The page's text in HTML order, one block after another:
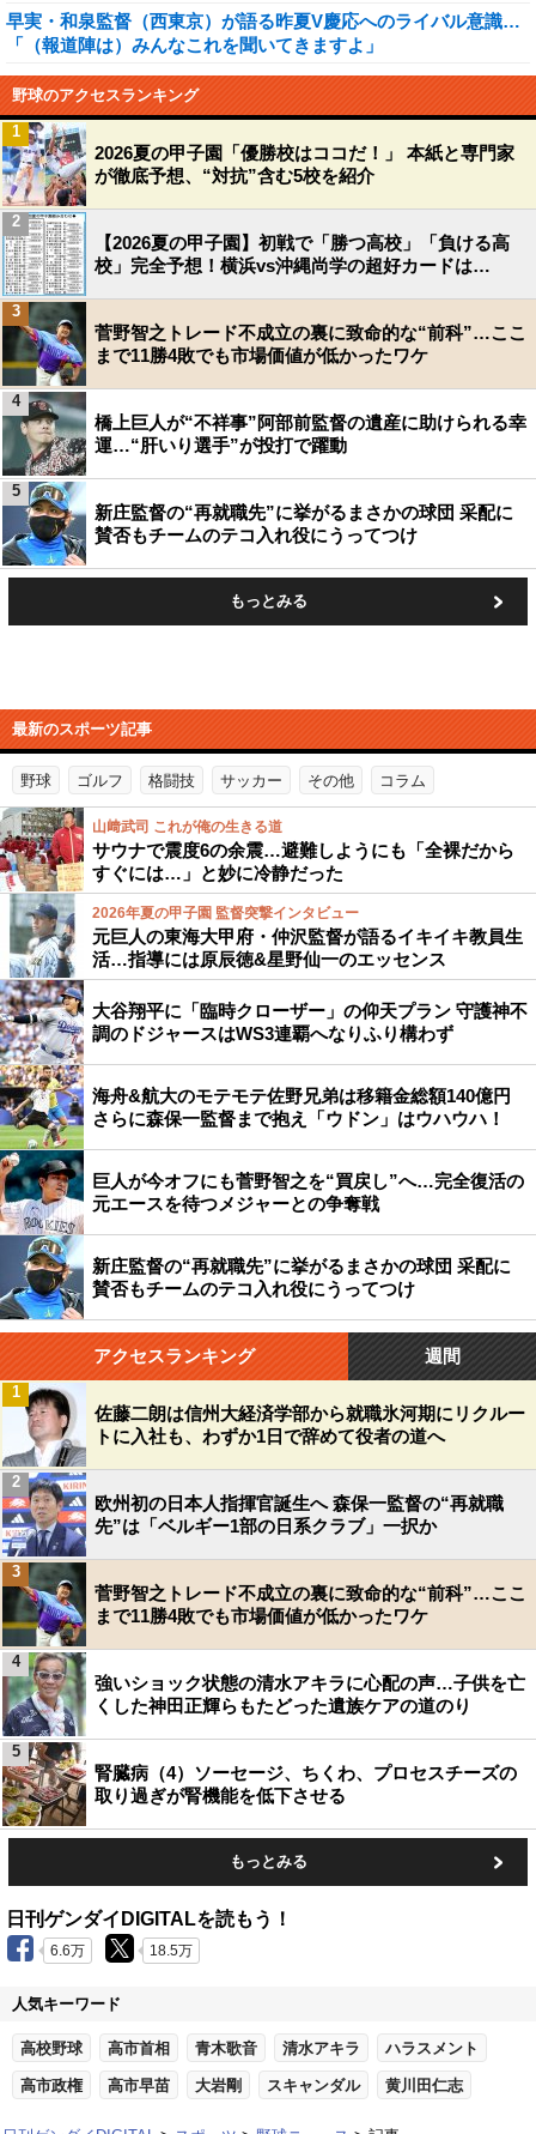
早実・和泉監督（西東京）が語る昨夏V慶応へのライバル意識…
「（報道陣は）みんなこれを聞いてきますよ」
野球のアクセスランキング
2026夏の甲子園「優勝校はココだ！」 本紙と専門家
が徹底予想、“対抗”含む5校を紹介
1
【2026夏の甲子園】初戦で「勝つ高校」「負ける高
校」完全予想！横浜vs沖縄尚学の超好カードは…
2
菅野智之トレード不成立の裏に致命的な“前科”…ここ
まで11勝4敗でも市場価値が低かったワケ
3
橋上巨人が“不祥事”阿部前監督の遺産に助けられる幸
運…“肝いり選手”が投打で躍動
4
新庄監督の“再就職先”に挙がるまさかの球団 采配に
賛否もチームのテコ入れ役にうってつけ
5
もっとみる
最新のスポーツ記事
野球 ゴルフ 格闘技 サッカー その他 コラム
山﨑武司 これが俺の生きる道
サウナで震度6の余震…避難しようにも「全裸だから
すぐには…」と妙に冷静だった
2026年夏の甲子園 監督突撃インタビュー
元巨人の東海大甲府・仲沢監督が語るイキイキ教員生
活…指導には原辰徳&星野仙一のエッセンス
大谷翔平に「臨時クローザー」の仰天プラン 守護神不
調のドジャースはWS3連覇へなりふり構わず
海舟&航大のモテモテ佐野兄弟は移籍金総額140億円
さらに森保一監督まで抱え「ウドン」はウハウハ！
巨人が今オフにも菅野智之を“買戻し”へ…完全復活の
元エースを待つメジャーとの争奪戦
新庄監督の“再就職先”に挙がるまさかの球団 采配に
賛否もチームのテコ入れ役にうってつけ
アクセスランキング 週間
佐藤二朗は信州大経済学部から就職氷河期にリクルー
トに入社も、わずか1日で辞めて役者の道へ
1
欧州初の日本人指揮官誕生へ 森保一監督の“再就職
先”は「ベルギー1部の日系クラブ」一択か
2
菅野智之トレード不成立の裏に致命的な“前科”…ここ
まで11勝4敗でも市場価値が低かったワケ
3
強いショック状態の清水アキラに心配の声…子供を亡
くした神田正輝らもたどった遺族ケアの道のり
4
腎臓病（4）ソーセージ、ちくわ、プロセスチーズの
取り過ぎが腎機能を低下させる
5
もっとみる
日刊ゲンダイDIGITALを読もう！
6.6万 18.5万
人気キーワード
高校野球 高市首相 青木歌音 清水アキラ ハラスメント
高市政権 高市早苗 大岩剛 スキャンダル 黄川田仁志